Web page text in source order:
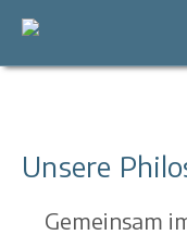
Unsere
Gemeinsam